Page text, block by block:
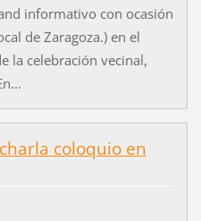
informativo con ocasión
de Zaragoza.) en el
la celebración vecinal,
coloquio en